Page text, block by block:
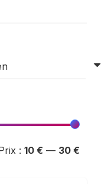
: 10 € — 30 €